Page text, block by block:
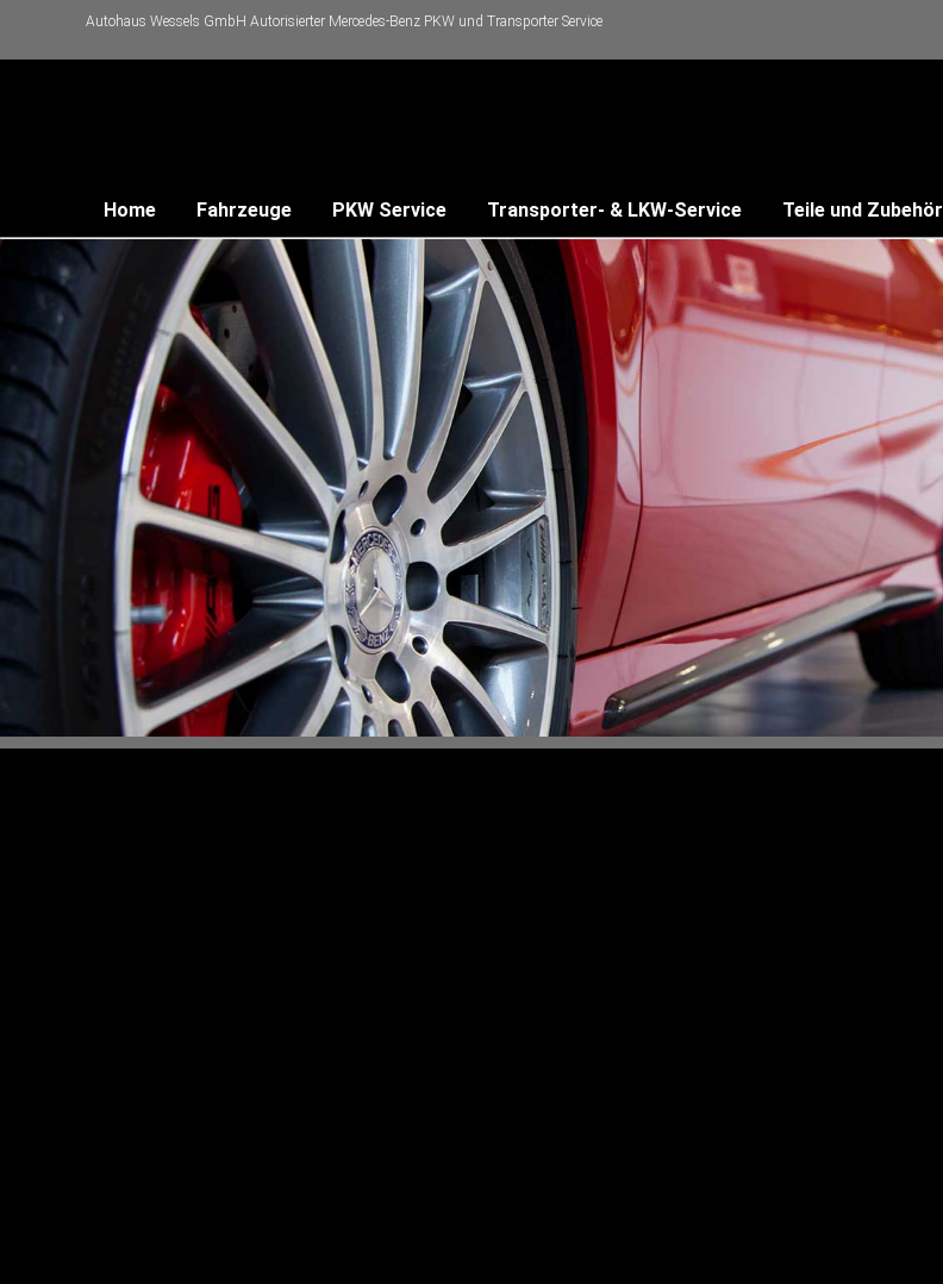
Autohaus Wessels GmbH Autorisierter Mercedes-Benz PKW und Transporter Service
Home Fahrzeuge PKW Service Transporter- & LKW-Service Teile und Zubehör
Content Slider